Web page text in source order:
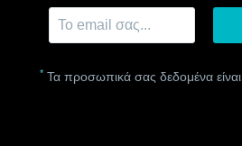
* Τα προσωπικά σας δεδομένα